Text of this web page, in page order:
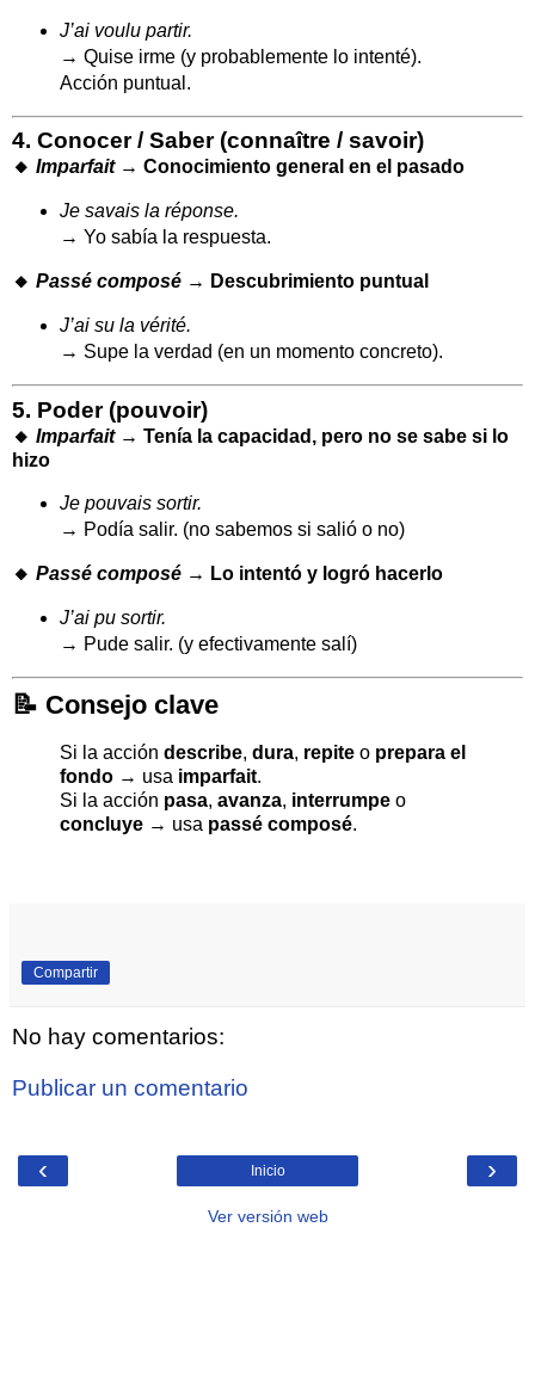
J’ai voulu partir.
→ Quise irme (y probablemente lo intenté).
Acción puntual.
4. Conocer / Saber (connaître / savoir)
🔸 Imparfait→ Conocimiento general en el pasado
Je savais la réponse.
→ Yo sabía la respuesta.
🔸 Passé composé → Descubrimiento puntual
J’ai su la vérité.
→ Supe la verdad (en un momento concreto).
5. Poder (pouvoir)
🔸 Imparfait→ Tenía la capacidad, pero no se sabe si lo
hizo
Je pouvais sortir.
→ Podía salir. (no sabemos si salió o no)
🔸 Passé composé → Lo intentó y logró hacerlo
J’ai pu sortir.
→ Pude salir. (y efectivamente salí)
📝 Consejo clave
Si la acción describe, dura, repite o prepara el
fondo → usa imparfait.
Si la acción pasa, avanza, interrumpe o
concluye → usa passé composé.
Compartir
No hay comentarios:
Publicar un comentario
‹ ›
Inicio
Ver versión web